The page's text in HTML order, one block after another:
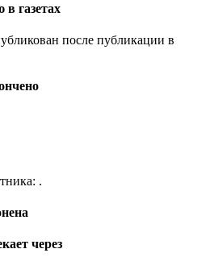
газетах
после публикации в
.
через